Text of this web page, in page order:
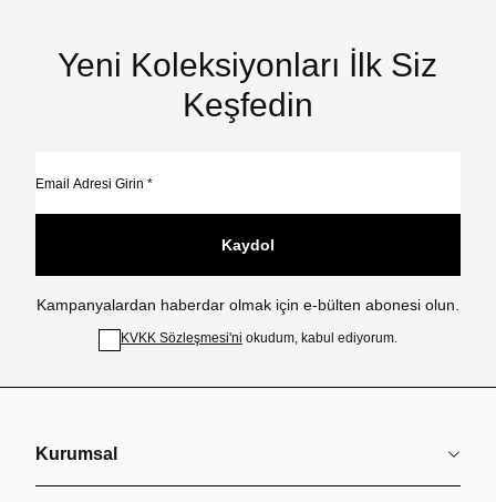
Yeni Koleksiyonları İlk Siz
Keşfedin
Kaydol
Kampanyalardan haberdar olmak için e-bülten abonesi olun.
KVKK Sözleşmesi'ni okudum, kabul ediyorum.
Kurumsal